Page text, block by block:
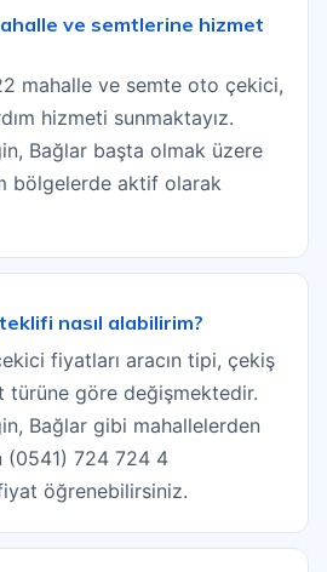
ve semtlerine hizmet
mahalle ve semte oto çekici,
hizmeti sunmaktayız.
Bağlar başta olmak üzere
bölgelerde aktif olarak
nasıl alabilirim?
fiyatları aracın tipi, çekiş
türüne göre değişmektedir.
Bağlar gibi mahallelerden
724 724 4
öğrenebilirsiniz.